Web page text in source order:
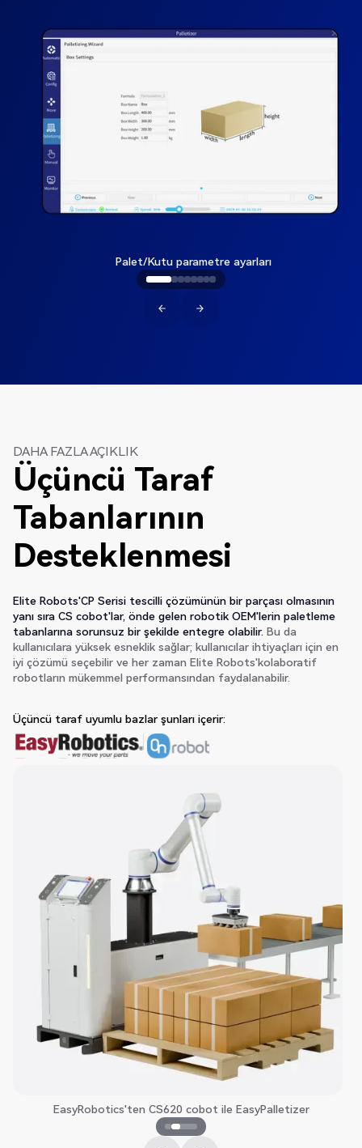
Palet/Kutu parametre ayarları
DAHA FAZLA AÇIKLIK
Üçüncü Taraf
Tabanlarının
Desteklenmesi
Elite Robots'CP Serisi tescilli çözümünün bir parçası olmasının
yanı sıra CS cobot'lar, önde gelen robotik OEM'lerin paletleme
tabanlarına sorunsuz bir şekilde entegre olabilir. Bu da
kullanıcılara yüksek esneklik sağlar; kullanıcılar ihtiyaçları için en
iyi çözümü seçebilir ve her zaman Elite Robots'kolaboratif
robotların mükemmel performansından faydalanabilir.
Üçüncü taraf uyumlu bazlar şunları içerir:
EasyRobotics'ten CS620 cobot ile EasyPalletizer